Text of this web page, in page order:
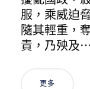
服，乘威迫
隨其輕重，
責，乃殃
更多